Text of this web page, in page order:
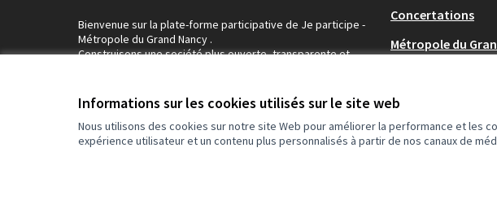
Informations sur les cookies utilisés sur le site web
Nous utilisons des cookies sur notre site Web pour améliorer la performance et les
expérience utilisateur et un contenu plus personnalisés à partir de nos canaux de
Bienvenue sur la plate-forme participative de Je participe -
Métropole du Grand Nancy .
Construisons une société plus ouverte, transparente et
Concertations
Métropole du
Nancy
Nancy